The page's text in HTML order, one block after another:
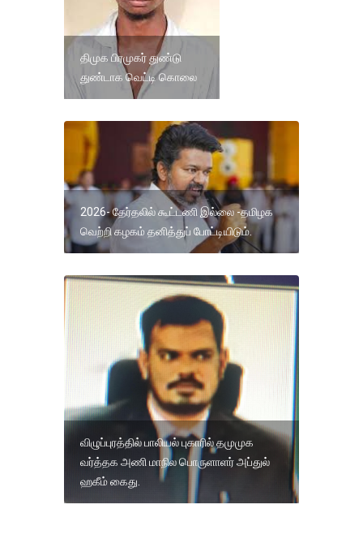
திமுக பிரமுகர் துண்டு
துண்டாக வெட்டி கொலை
2026- தேர்தலில் கூட்டணி இல்லை -தமிழக
வெற்றி கழகம் தனித்துப் போட்டியிடும்.
விழுப்புரத்தில் பாலியல் புகாரில் தமுமுக
வர்த்தக அணி மாநில பொருளாளர் அப்துல்
ஹகீம் கைது.